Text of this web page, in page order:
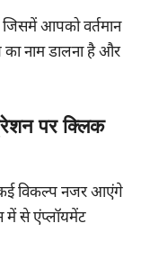
आपको वर्तमान
का नाम डालना है और
पर क्लिक
विकल्प नजर आएंगे
में से एंप्लॉयमेंट